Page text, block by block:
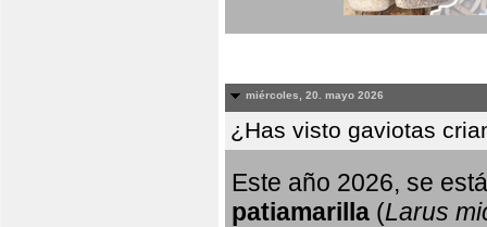
miércoles, 20. mayo 2026
¿Has visto gaviotas
Este año 2026, se
patiamarilla (Larus